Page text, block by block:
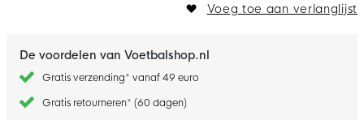
Voeg toe aan verlanglijst
De voordelen van Voetbalshop.nl
Gratis verzending* vanaf 49 euro
Gratis retourneren* (60 dagen)